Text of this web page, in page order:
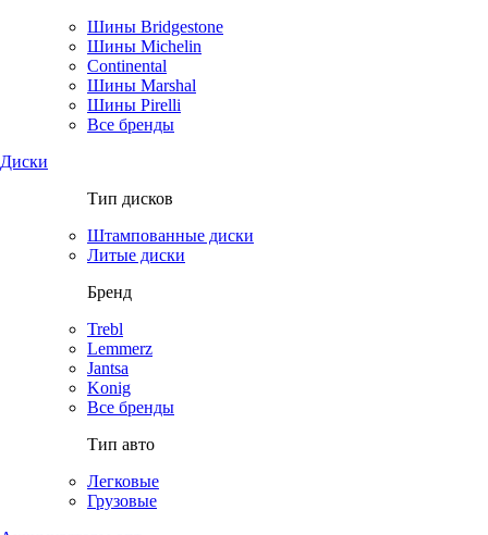
Шины Bridgestone
Шины Michelin
Continental
Шины Marshal
Шины Pirelli
Все бренды
Диски
Тип дисков
Штампованные диски
Литые диски
Бренд
Trebl
Lemmerz
Jantsa
Konig
Все бренды
Тип авто
Легковые
Грузовые